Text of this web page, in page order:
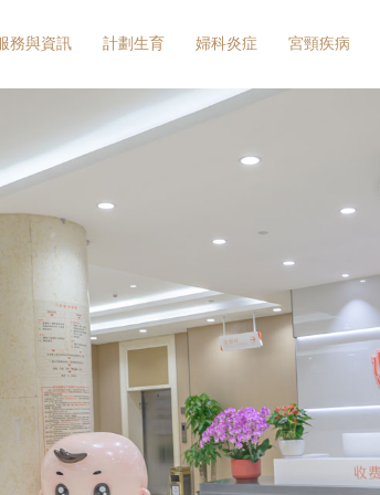
務與資訊 計劃生育 婦科炎症 宮頸疾病